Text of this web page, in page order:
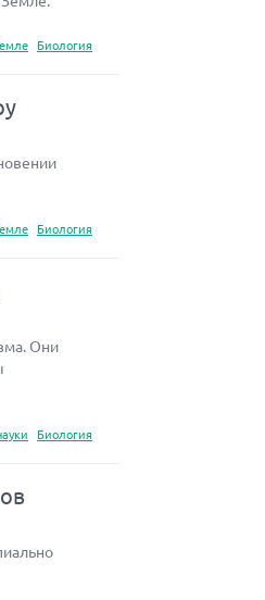
Биология
Биология
Они
Биология